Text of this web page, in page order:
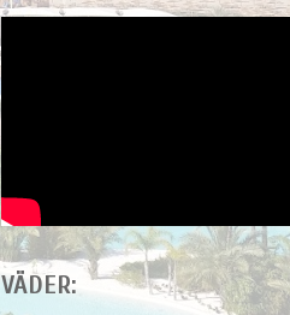
VÄDER: